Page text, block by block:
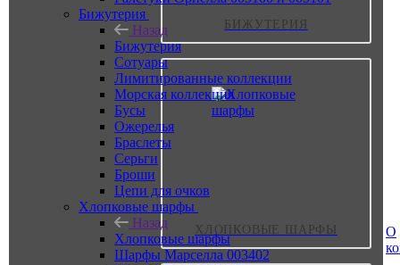
БИЖУТЕРИЯ
ХЛОПКОВЫЕ ШАРФЫ
О
Бижутерия
Назад
Бижутерия
Сотуары
Лимитированные коллекции
Морская коллекция
Бусы
Ожерелья
Браслеты
Серьги
Броши
Цепи для очков
Хлопковые шарфы
Назад
Хлопковые шарфы
Шарфы Марселла 003402